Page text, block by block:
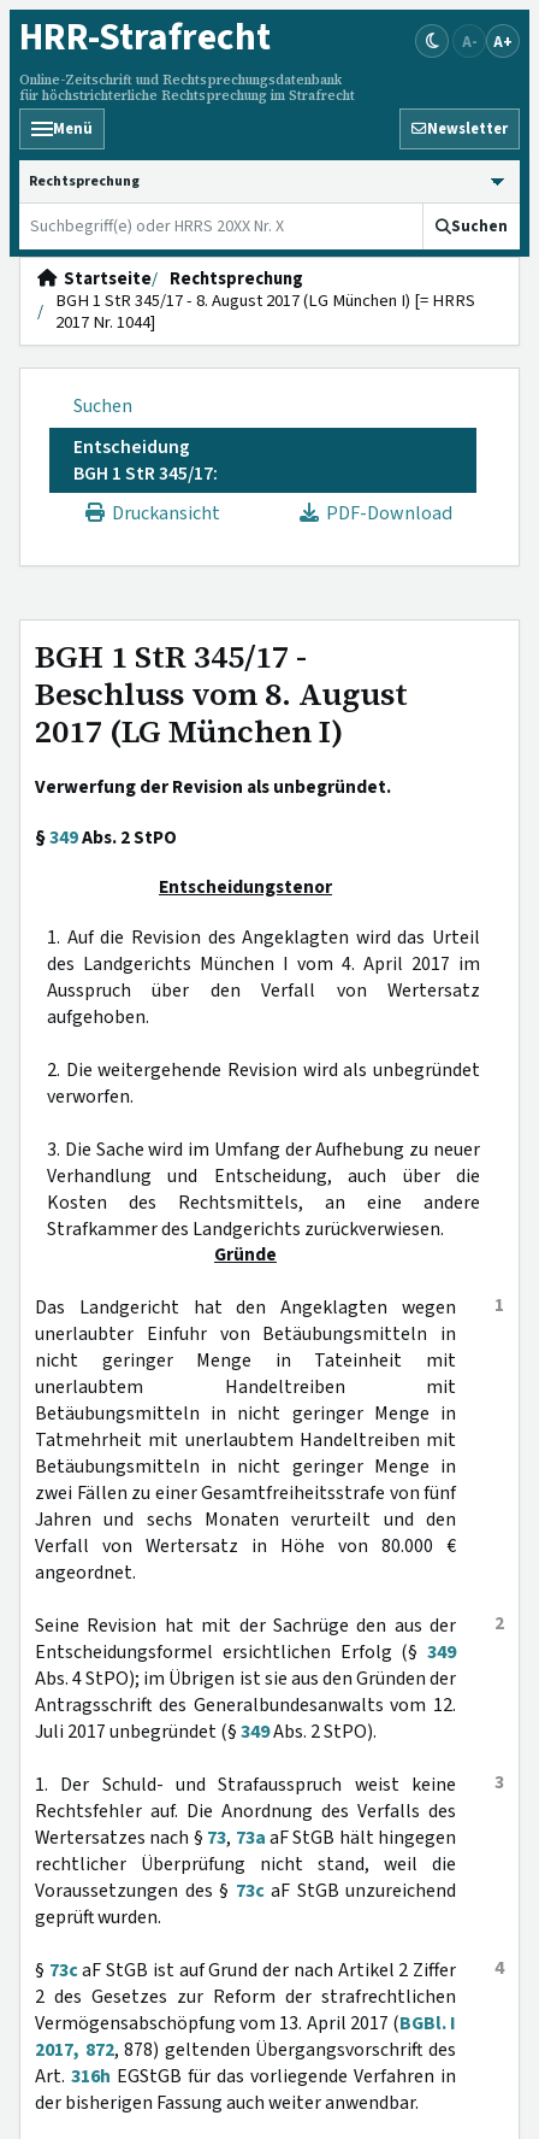
HRR-Strafrecht
Online-Zeitschrift und Rechtsprechungsdatenbank
für höchstrichterliche Rechtsprechung im Strafrecht
A- A+
Menü Newsletter
HRRS durchsuchen
Suchen
Startseite
Rechtsprechung
BGH 1 StR 345/17 - 8. August 2017 (LG München I) [= HRRS
2017 Nr. 1044]
Suchen
Entscheidung
BGH 1 StR 345/17:
Druckansicht
PDF-Download
BGH 1 StR 345/17 -
Beschluss vom 8. August
2017 (LG München I)
Verwerfung der Revision als unbegründet.
§349Abs. 2 StPO
Entscheidungstenor
1. Auf die Revision des Angeklagten wird das Urteil
des Landgerichts München I vom 4. April 2017 im
Ausspruch über den Verfall von Wertersatz
aufgehoben.
2. Die weitergehende Revision wird als unbegründet
verworfen.
3. Die Sache wird im Umfang der Aufhebung zu neuer
Verhandlung und Entscheidung, auch über die
Kosten des Rechtsmittels, an eine andere
Strafkammer des Landgerichts zurückverwiesen.
Gründe
1
Das Landgericht hat den Angeklagten wegen
unerlaubter Einfuhr von Betäubungsmitteln in
nicht geringer Menge in Tateinheit mit
unerlaubtem Handeltreiben mit
Betäubungsmitteln in nicht geringer Menge in
Tatmehrheit mit unerlaubtem Handeltreiben mit
Betäubungsmitteln in nicht geringer Menge in
zwei Fällen zu einer Gesamtfreiheitsstrafe von fünf
Jahren und sechs Monaten verurteilt und den
Verfall von Wertersatz in Höhe von 80.000 €
angeordnet.
2
Seine Revision hat mit der Sachrüge den aus der
Entscheidungsformel ersichtlichen Erfolg (§ 349
Abs. 4 StPO); im Übrigen ist sie aus den Gründen der
Antragsschrift des Generalbundesanwalts vom 12.
Juli 2017 unbegründet (§349Abs. 2 StPO).
3
1. Der Schuld- und Strafausspruch weist keine
Rechtsfehler auf. Die Anordnung des Verfalls des
Wertersatzes nach § 73, 73aaF StGB hält hingegen
rechtlicher Überprüfung nicht stand, weil die
Voraussetzungen des § 73caF StGB unzureichend
geprüft wurden.
4
§ 73caF StGB ist auf Grund der nach Artikel 2 Ziffer
2 des Gesetzes zur Reform der strafrechtlichen
Vermögensabschöpfung vom 13. April 2017 (BGBl. I
2017, 872, 878) geltenden Übergangsvorschrift des
Art. 316h EGStGB für das vorliegende Verfahren in
der bisherigen Fassung auch weiter anwendbar.